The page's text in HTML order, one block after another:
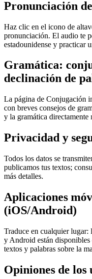
Pronunciación
Haz clic en el icono de
pronunciación. El audio te
estadounidense y practicar
Gramática:
declinación de
La página de Conjugación
con breves consejos de
y la gramática directamente
Privacidad y
Todos los datos se
publicamos tus textos;
más detalles.
Aplicaciones
(iOS/Android)
Traduce en cualquier
y Android están
textos y palabras sobre la
Opiniones de los